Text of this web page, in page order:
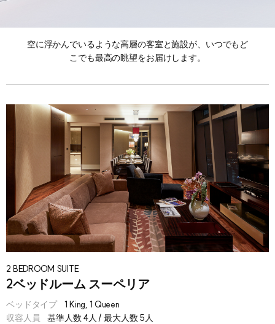
空に浮かんでいるような高層の客室と施設が、いつでもど
こでも最高の眺望をお届けします。
2 BEDROOM SUITE
2ベッドルーム スーペリア
ベッドタイプ
1 King, 1 Queen
収容人員
基準人数 4人 / 最大人数 5人